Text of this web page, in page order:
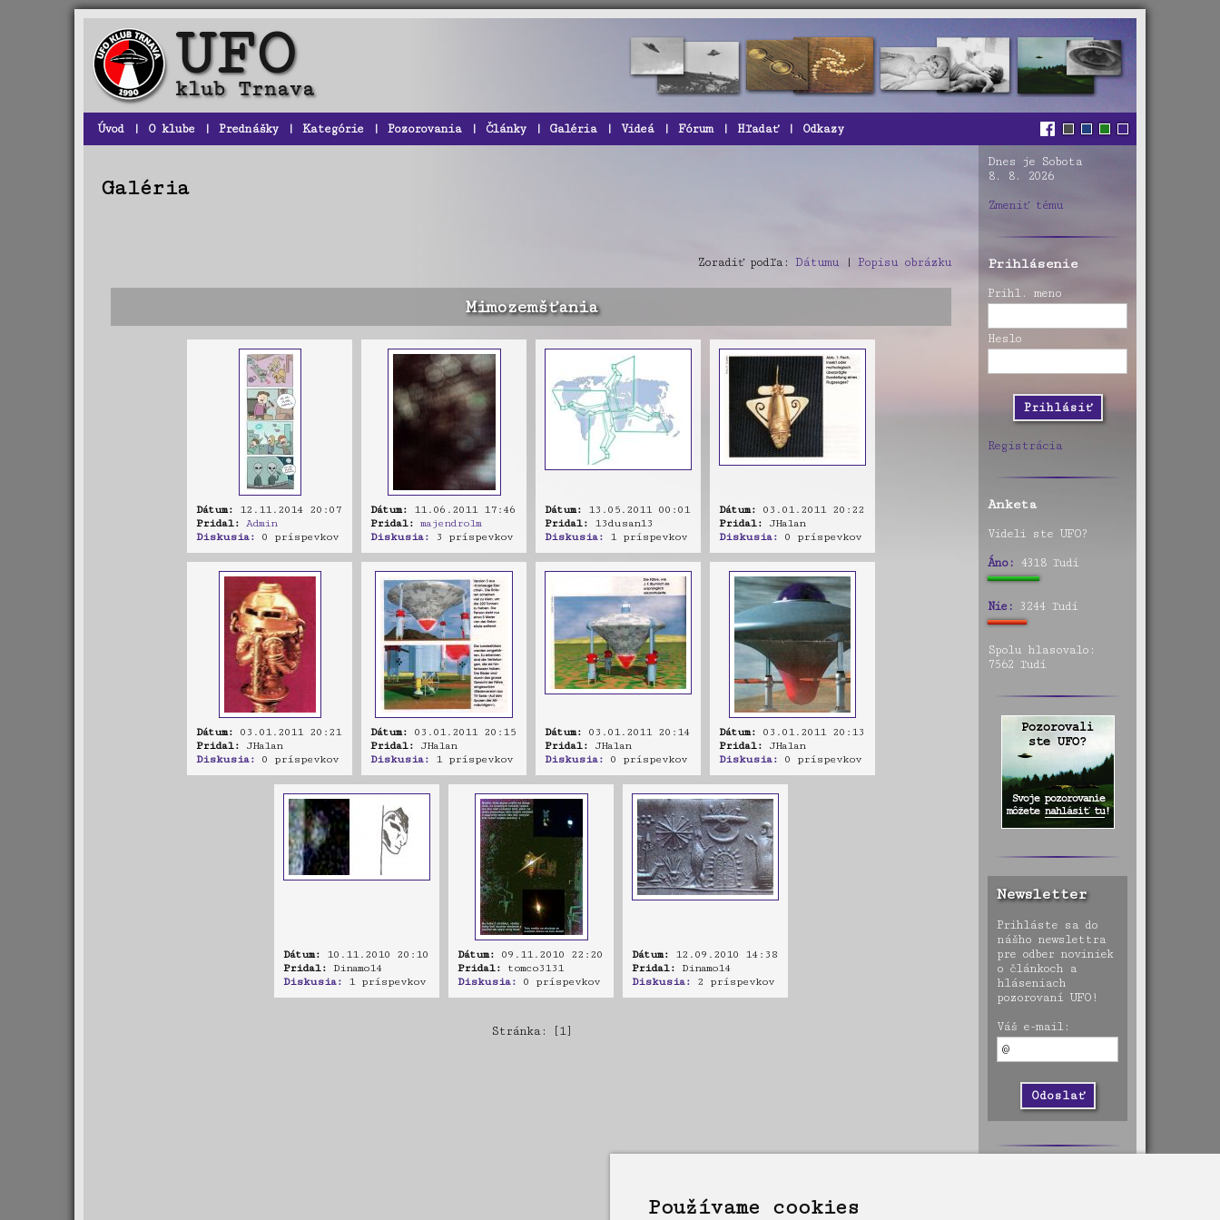
Používame cookies
Úvod | O klube | Prednášky | Kategórie | Pozorovania | Články | Galéria | Videá | Fórum | Hľadať | Odkazy
Galéria
Zoradiť podľa: Dátumu | Popisu obrázku
Mimozemšťania
Dátum: 12.11.2014 20:07
Pridal: Admin
Diskusia: 0 príspevkov
Dátum: 11.06.2011 17:46
Pridal: majendrolm
Diskusia: 3 príspevkov
Dátum: 13.05.2011 00:01
Pridal: 13dusan13
Diskusia: 1 príspevkov
Dátum: 03.01.2011 20:22
Pridal: JHalan
Diskusia: 0 príspevkov
Dátum: 03.01.2011 20:21
Pridal: JHalan
Diskusia: 0 príspevkov
Dátum: 03.01.2011 20:15
Pridal: JHalan
Diskusia: 1 príspevkov
Dátum: 03.01.2011 20:14
Pridal: JHalan
Diskusia: 0 príspevkov
Dátum: 03.01.2011 20:13
Pridal: JHalan
Diskusia: 0 príspevkov
Dátum: 10.11.2010 20:10
Pridal: Dinamo14
Diskusia: 1 príspevkov
Dátum: 09.11.2010 22:20
Pridal: tomco3131
Diskusia: 0 príspevkov
Dátum: 12.09.2010 14:38
Pridal: Dinamo14
Diskusia: 2 príspevkov
Stránka: [1]
Dnes je Sobota
8. 8. 2026
Zmeniť tému
Prihlásenie
Prihl. meno
Heslo
Registrácia
Anketa
Videli ste UFO?
Áno: 4318 ľudí
Nie: 3244 ľudí
Spolu hlasovalo:
7562 ľudí
Newsletter
Prihláste sa do
nášho newslettra
pre odber noviniek
o článkoch a
hláseniach
pozorovaní UFO!
Váš e-mail: